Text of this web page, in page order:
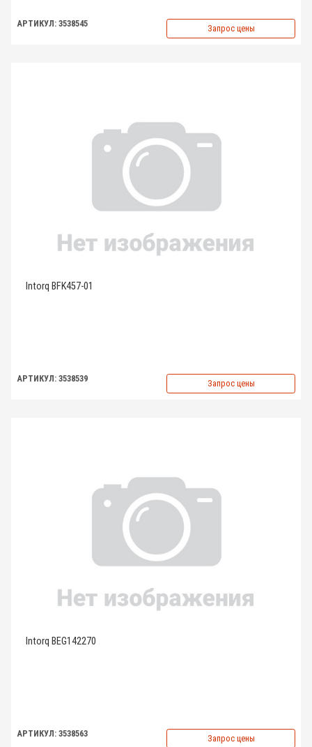
АРТИКУЛ: 3538545 Запрос цены
Intorq BFK457-01
АРТИКУЛ: 3538539 Запрос цены
Intorq BEG142270
АРТИКУЛ: 3538563 Запрос цены